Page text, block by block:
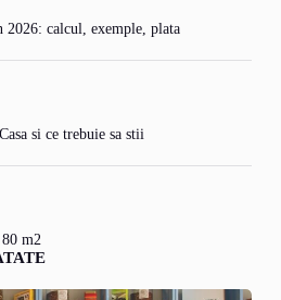
2026: calcul, exemple, plata
si ce trebuie sa stii
m2